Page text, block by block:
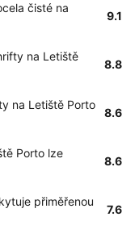
čisté na
9.1
na Letiště
8.8
na Letiště Porto
8.6
Porto lze
8.6
přiměřenou
7.6